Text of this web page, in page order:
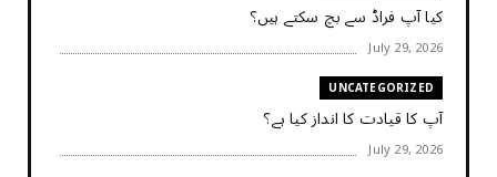
کیا آپ فراڈ سے بچ سکتے ہیں؟
July 29, 2026
UNCATEGORIZED
آپ کا قیادت کا انداز کیا ہے؟
July 29, 2026